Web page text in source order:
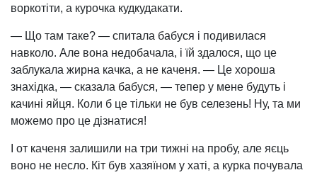
воркотіти, а курочка кудкудакати.
— Що там таке? — спитала бабуся і подивилася
навколо. Але вона недобачала, і їй здалося, що це
заблукала жирна качка, а не каченя. — Це хороша
знахідка, — сказала бабуся, — тепер у мене будуть і
качині яйця. Коли б це тільки не був селезень! Ну, та ми
можемо про це дізнатися!
І от каченя залишили на три тижні на пробу, але яєць
воно не несло. Кіт був хазяїном у хаті, а курка почувала